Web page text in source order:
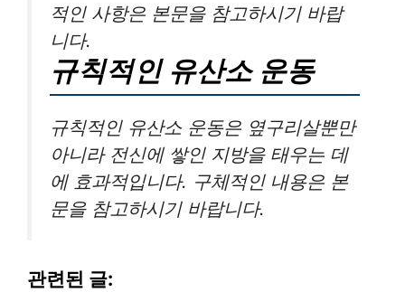
적인 사항은 본문을 참고하시기 바랍
니다.
규칙적인 유산소 운동
규칙적인 유산소 운동은 옆구리살뿐만
아니라 전신에 쌓인 지방을 태우는 데
에 효과적입니다. 구체적인 내용은 본
문을 참고하시기 바랍니다.
관련된 글: